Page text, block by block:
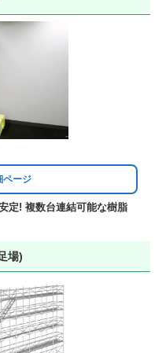
ページ
定! 複数台連結可能な樹脂
場)